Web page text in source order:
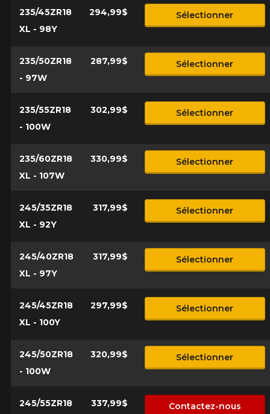
235/45ZR18
XL - 98Y
294,99$ Sélectionner
235/50ZR18
- 97W
287,99$ Sélectionner
235/55ZR18
- 100W
302,99$ Sélectionner
235/60ZR18
XL - 107W
330,99$ Sélectionner
245/35ZR18
XL - 92Y
317,99$ Sélectionner
245/40ZR18
XL - 97Y
317,99$ Sélectionner
245/45ZR18
XL - 100Y
297,99$ Sélectionner
245/50ZR18
- 100W
320,99$ Sélectionner
245/55ZR18
337,99$ Contactez-nous